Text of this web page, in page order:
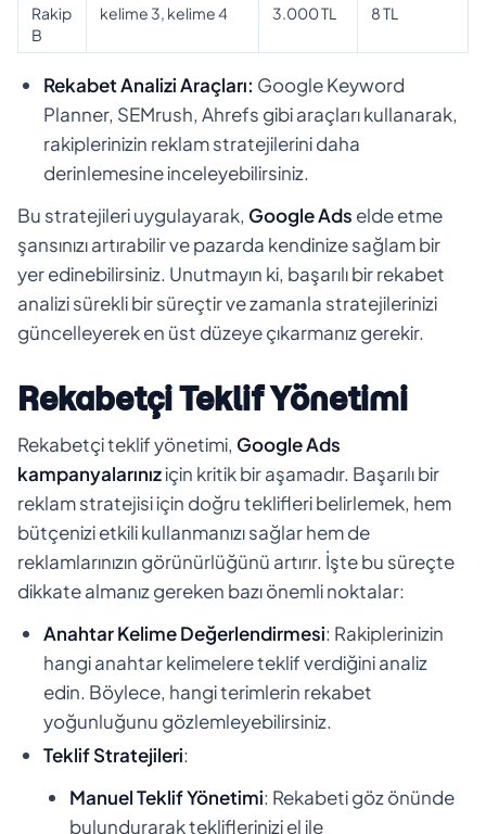
Rakip
B
kelime 3, kelime 4 3.000 TL 8 TL
Rekabet Analizi Araçları: Google Keyword
Planner, SEMrush, Ahrefs gibi araçları kullanarak,
rakiplerinizin reklam stratejilerini daha
derinlemesine inceleyebilirsiniz.
Bu stratejileri uygulayarak, Google Ads elde etme
şansınızı artırabilir ve pazarda kendinize sağlam bir
yer edinebilirsiniz. Unutmayın ki, başarılı bir rekabet
analizi sürekli bir süreçtir ve zamanla stratejilerinizi
güncelleyerek en üst düzeye çıkarmanız gerekir.
Rekabetçi Teklif Yönetimi
Rekabetçi teklif yönetimi, Google Ads
kampanyalarınıziçin kritik bir aşamadır. Başarılı bir
reklam stratejisi için doğru teklifleri belirlemek, hem
bütçenizi etkili kullanmanızı sağlar hem de
reklamlarınızın görünürlüğünü artırır. İşte bu süreçte
dikkate almanız gereken bazı önemli noktalar:
Anahtar Kelime Değerlendirmesi: Rakiplerinizin
hangi anahtar kelimelere teklif verdiğini analiz
edin. Böylece, hangi terimlerin rekabet
yoğunluğunu gözlemleyebilirsiniz.
Teklif Stratejileri:
Manuel Teklif Yönetimi: Rekabeti göz önünde
bulundurarak tekliflerinizi el ile